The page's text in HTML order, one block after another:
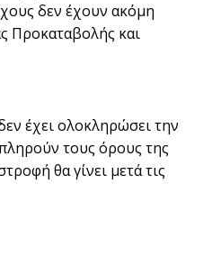
δεν έχουν ακόμη
Προκαταβολής και
έχει ολοκληρώσει την
τους όρους της
θα γίνει μετά τις